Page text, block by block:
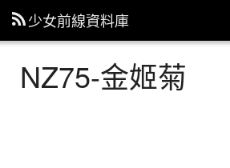
少女前線資料庫
NZ75-金姬菊